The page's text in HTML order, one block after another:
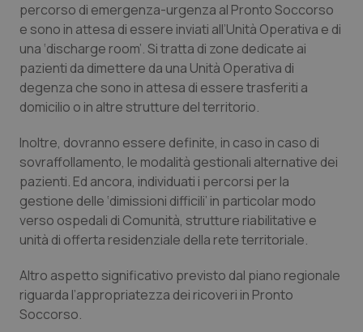
Lombardia
Marche
Molise
Piemonte
Provincia Autonoma di Bolzano
Provincia Autonoma di Trento
Puglia
Sardegna
Dolore
Donna & Salute
Epatiti
HIV
Infezioni & Febbre
Ipertensione & Scompenso
Malattie rare
Malattia di Crohn & Rettocolite Ulcerosa
percorso di emergenza-urgenza al Pronto Soccorso
e sono in attesa di essere inviati all’Unità Operativa e di
una ‘discharge room’. Si tratta di zone dedicate ai
pazienti da dimettere da una Unità Operativa di
degenza che sono in attesa di essere trasferiti a
domicilio o in altre strutture del territorio.
Inoltre, dovranno essere definite, in caso in caso di
sovraffollamento, le modalità gestionali alternative dei
pazienti. Ed ancora, individuati i percorsi per la
gestione delle ‘dimissioni difficili’ in particolar modo
verso ospedali di Comunità, strutture riabilitative e
unità di offerta residenziale della rete territoriale.
Altro aspetto significativo previsto dal piano regionale
riguarda l’appropriatezza dei ricoveri in Pronto
Soccorso.